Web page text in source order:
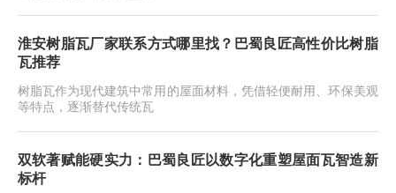
淮安树脂瓦厂家联系方式哪里找？巴蜀良匠高性价比树脂
瓦推荐
树脂瓦作为现代建筑中常用的屋面材料，凭借轻便耐用、环保美观
等特点，逐渐替代传统瓦
双软著赋能硬实力：巴蜀良匠以数字化重塑屋面瓦智造新
标杆